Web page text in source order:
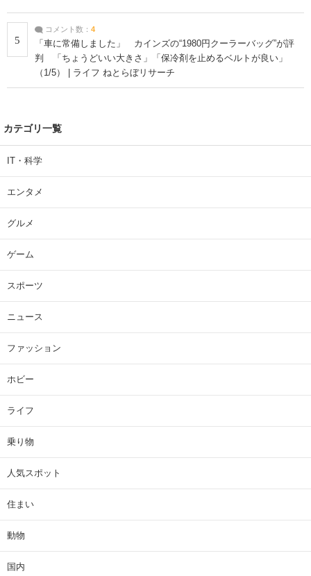
5
コメント数： 4
「車に常備しました」 カインズの“1980円クーラーバッグ”が評
判 「ちょうどいい大きさ」「保冷剤を止めるベルトが良い」
（1/5） | ライフ ねとらぼリサーチ
カテゴリ一覧
IT・科学
エンタメ
グルメ
ゲーム
スポーツ
ニュース
ファッション
ホビー
ライフ
乗り物
人気スポット
住まい
動物
国内